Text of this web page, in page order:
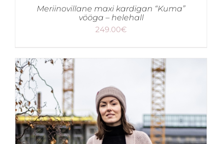
Meriinovillane maxi kardigan “Kuma”
vööga – helehall
249.00€